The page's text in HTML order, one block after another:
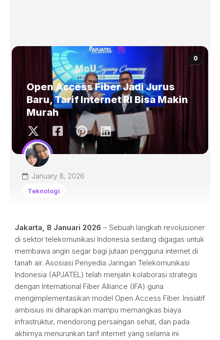
0
Open Access Fiber Jadi Jurus
Baru, Tarif Internet RI Bisa Makin
Murah
January 8, 2026
Teknologi
Jakarta, 8 Januari 2026 – Sebuah langkah revolusioner
di sektor telekomunikasi Indonesia sedang digagas untuk
membawa angin segar bagi jutaan pengguna internet di
tanah air. Asosiasi Penyedia Jaringan Telekomunikasi
Indonesia (APJATEL) telah menjalin kolaborasi strategis
dengan International Fiber Alliance (IFA) guna
mengimplementasikan model Open Access Fiber. Inisiatif
ambisius ini diharapkan mampu memangkas biaya
infrastruktur, mendorong persaingan sehat, dan pada
akhirnya menurunkan tarif internet yang selama ini